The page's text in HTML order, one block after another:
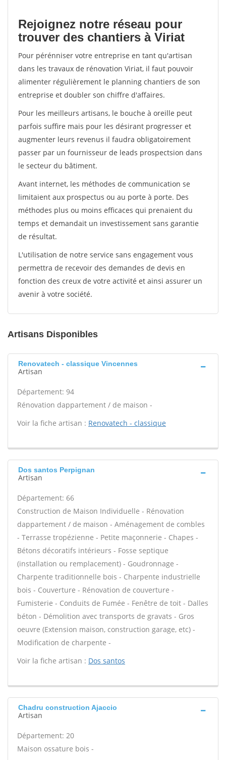
Rejoignez notre réseau pour
trouver des chantiers à Viriat
Pour pérénniser votre entreprise en tant qu'artisan
dans les travaux de rénovation Viriat, il faut pouvoir
alimenter régulièrement le planning chantiers de son
entreprise et doubler son chiffre d'affaires.
Pour les meilleurs artisans, le bouche à oreille peut
parfois suffire mais pour les désirant progresser et
augmenter leurs revenus il faudra obligatoirement
passer par un fournisseur de leads prospectsion dans
le secteur du bâtiment.
Avant internet, les méthodes de communication se
limitaient aux prospectus ou au porte à porte. Des
méthodes plus ou moins efficaces qui prenaient du
temps et demandait un investissement sans garantie
de résultat.
L'utilisation de notre service sans engagement vous
permettra de recevoir des demandes de devis en
fonction des creux de votre activité et ainsi assurer un
avenir à votre société.
Artisans Disponibles
Renovatech - classique Vincennes
Artisan
Département: 94
Rénovation dappartement / de maison -
Voir la fiche artisan : Renovatech - classique
Dos santos Perpignan
Artisan
Département: 66
Construction de Maison Individuelle - Rénovation
dappartement / de maison - Aménagement de combles
- Terrasse tropézienne - Petite maçonnerie - Chapes -
Bétons décoratifs intérieurs - Fosse septique
(installation ou remplacement) - Goudronnage -
Charpente traditionnelle bois - Charpente industrielle
bois - Couverture - Rénovation de couverture -
Fumisterie - Conduits de Fumée - Fenêtre de toit - Dalles
béton - Démolition avec transports de gravats - Gros
oeuvre (Extension maison, construction garage, etc) -
Modification de charpente -
Voir la fiche artisan : Dos santos
Chadru construction Ajaccio
Artisan
Département: 20
Maison ossature bois -